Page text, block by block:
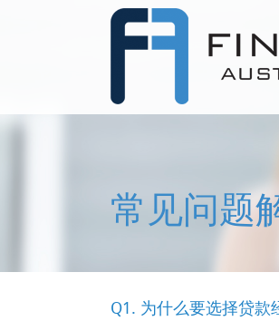
常见问题
Q1. 为什么要选择贷款